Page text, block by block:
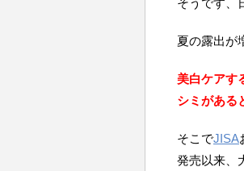
そうです、
夏の露出が
美白ケアす
シミがある
そこでJISA
発売以来、